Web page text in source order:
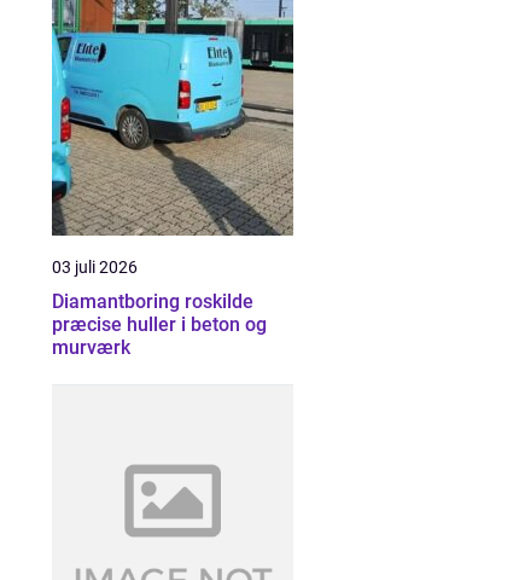
03 juli 2026
Diamantboring roskilde
præcise huller i beton og
murværk